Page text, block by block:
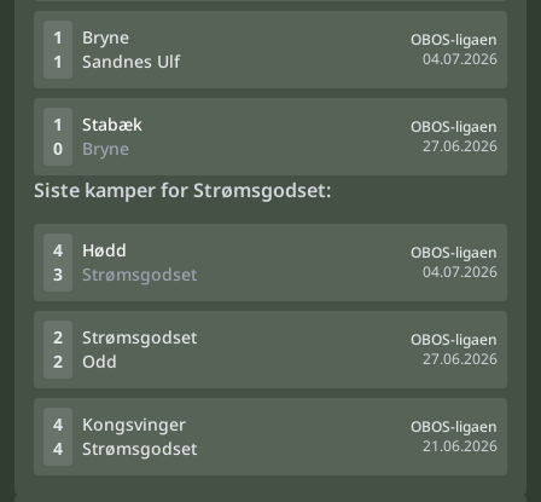
1
1
Bryne
Sandnes Ulf
OBOS-ligaen
04.07.2026
1
0
Stabæk
Bryne
OBOS-ligaen
27.06.2026
Siste kamper for Strømsgodset:
4
3
Hødd
Strømsgodset
OBOS-ligaen
04.07.2026
2
2
Strømsgodset
Odd
OBOS-ligaen
27.06.2026
4
4
Kongsvinger
Strømsgodset
OBOS-ligaen
21.06.2026